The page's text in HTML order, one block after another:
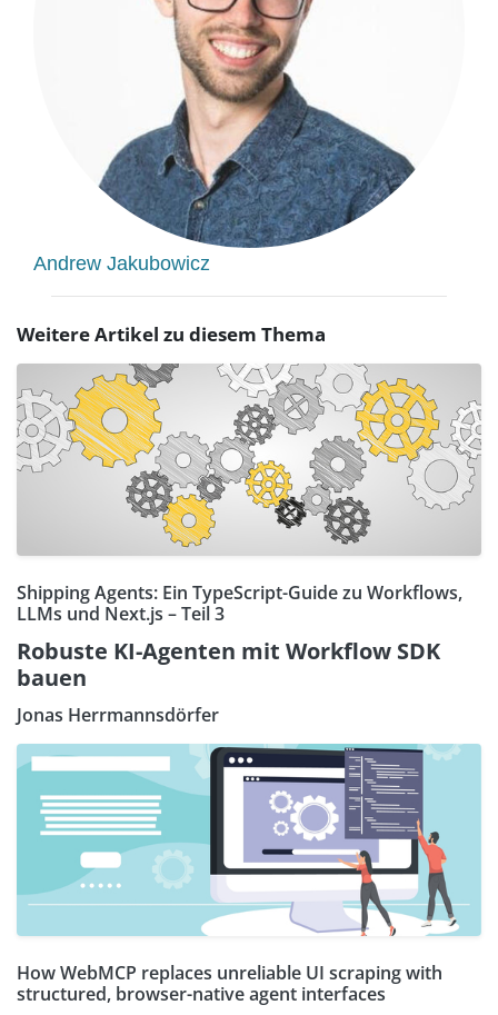
Andrew Jakubowicz
Weitere Artikel zu diesem Thema
Shipping Agents: Ein TypeScript-Guide zu Workflows,
LLMs und Next.js – Teil 3
Robuste KI-Agenten mit Workflow SDK
bauen
Jonas Herrmannsdörfer
How WebMCP replaces unreliable UI scraping with
structured, browser-native agent interfaces